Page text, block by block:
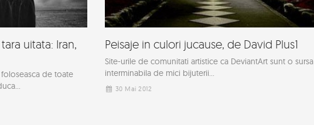
uitata: Iran,
de toate
Peisaje in culori jucause, de David Plus1
Site-urile de comunitati artistice ca DeviantArt sunt o sursa
interminabila de mici bijuterii...
30 Mai 2012